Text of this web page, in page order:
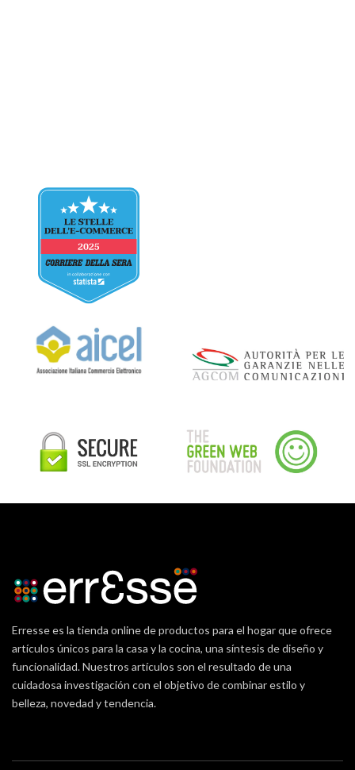
Erresse es la tienda online de productos para el hogar que ofrece
artículos únicos para la casa y la cocina, una síntesis de diseño y
funcionalidad. Nuestros artículos son el resultado de una
cuidadosa investigación con el objetivo de combinar estilo y
belleza, novedad y tendencia.